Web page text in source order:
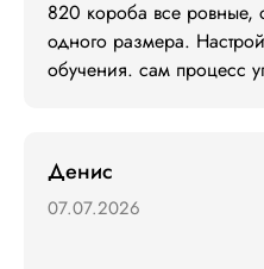
820 короба все ровные,
одного размера.
обучения. сам процесс
Денис
07.07.2026